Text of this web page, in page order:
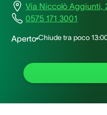
Via Niccolò Aggiunti,
0575 171 3001
Aperto Chiude tra poco